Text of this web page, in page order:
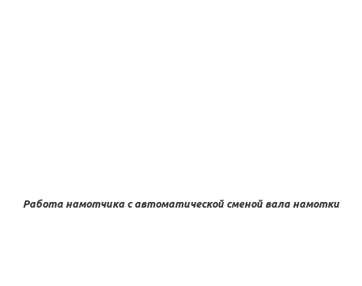
Работа намотчика с автоматической сменой вала намотки